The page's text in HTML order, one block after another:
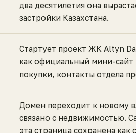
два десятилетия она
застройки Казахстана.
Стартует проект ЖК Altyn
как официальный мини-сайт
покупки, контакты отдела
Домен переходит к новому
связано с недвижимостью.
эта страница сохранена как